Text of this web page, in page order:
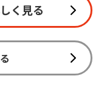
く見る